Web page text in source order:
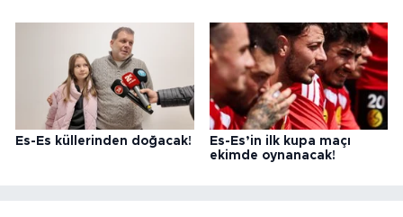
Es-Es küllerinden doğacak!
Es-Es’in ilk kupa maçı
ekimde oynanacak!